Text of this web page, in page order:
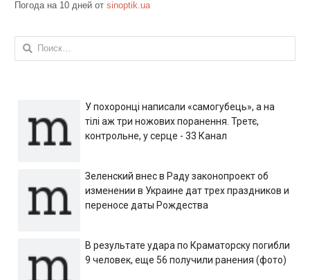
Погода на 10 дней от sinoptik.ua
Найти:
У похоронці написали «самогубець», а на
тілі аж три ножових поранення. Третє,
контрольне, у серце - 33 Канал
Зеленский внес в Раду законопроект об
изменении в Украине дат трех праздников и
переносе даты Рождества
В результате удара по Краматорску погибли
9 человек, еще 56 получили ранения (фото)